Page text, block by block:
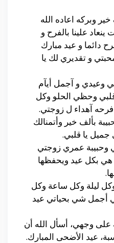
وبركه اعاده الله
ينعاد علينا بالفرح و
دائما و عيد مبارك
و تقديري لك يا
وعيدي و آجمل أيآم
وحظي الحلو وكل
آهداء ل زوجتي.
بألف خير وأتمنالك
يا قلبي.
وحبيبة عمري زوجتي
هي بكل عيد ويحفظها
ليلة وكل ساعة وكل
أجمل شي بحياتي عيد
وجهي، أسأل الله أن
عيد الأضحى المبارك.